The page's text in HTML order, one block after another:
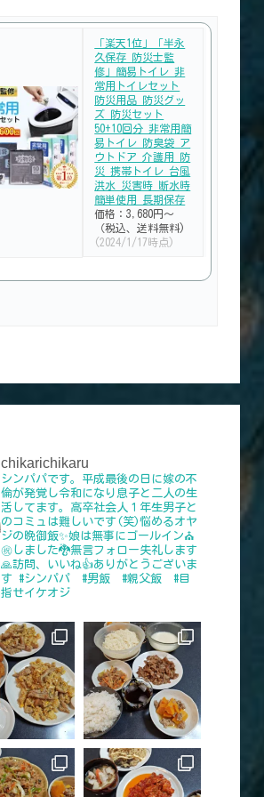
「楽天1位」「半永
久保存 防災士監
修」簡易トイレ 非
常用トイレセット
防災用品 防災グッ
ズ 防災セット
50+10回分 非常用簡
易トイレ 防臭袋 ア
ウトドア 介護用 防
災 携帯トイレ 台風
洪水 災害時 断水時
簡単使用 長期保存
価格：3,680円～
（税込、送料無料)
(2024/1/17時点)
chikarichikaru
シンパパです。平成最後の日に嫁の不
倫が発覚し令和になり息子と二人の生
活してます。高卒社会人１年生男子と
のコミュは難しいです(笑)悩めるオヤ
ジの晩御飯✨娘は無事にゴールイン⛪
㊗️しました🐉無言フォロー失礼します
🙏訪問、いいね👍️ありがとうございま
す #シンパパ #男飯 #親父飯 #目
指せイケオジ